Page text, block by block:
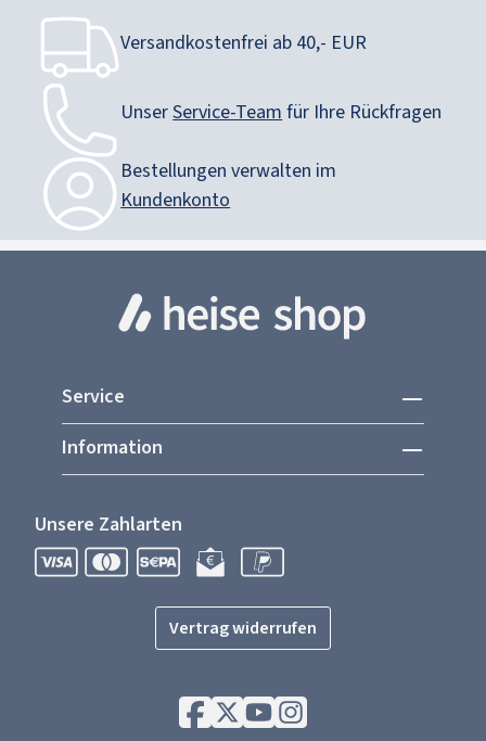
Versandkostenfrei ab 40,- EUR
UnserService-Team für Ihre Rückfragen
Bestellungen verwalten im
Kundenkonto
Service
Information
Unsere Zahlarten
Vertrag widerrufen